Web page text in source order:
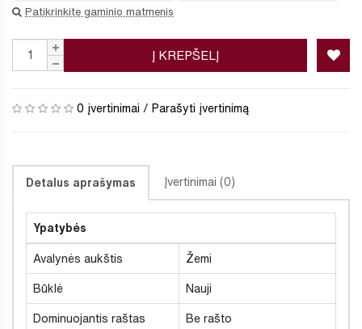
Patikrinkite gaminio matmenis
Į KREPŠELĮ
0 įvertinimai / Parašyti įvertinimą
Detalus aprašymas Įvertinimai (0)
Ypatybės
Avalynės aukštis Žemi
Būklė Nauji
Dominuojantis raštas Be rašto